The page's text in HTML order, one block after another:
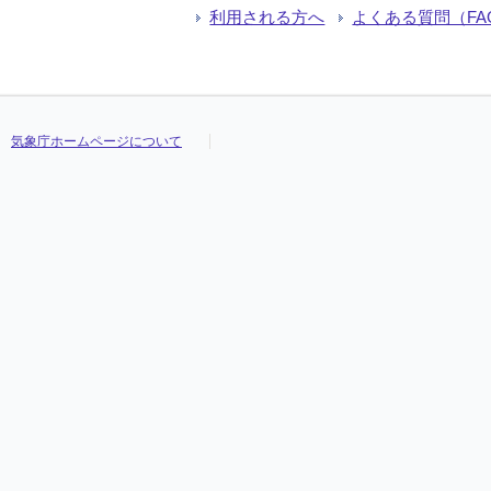
利用される方へ よくある質問（
気象庁ホームページについて